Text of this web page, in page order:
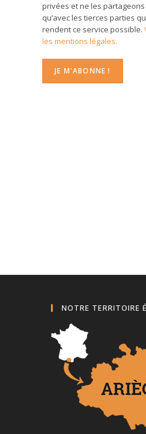
privées et ne les partageons
qu’avec les tierces parties
rendent ce service possible.
les mentions légales.
NOTRE TERRITOIRE